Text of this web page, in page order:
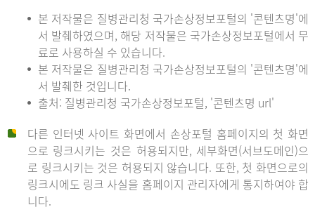
본 저작물은 질병관리청 국가손상정보포털의 '콘텐츠명'에
서 발췌하였으며, 해당 저작물은 국가손상정보포털에서 무
료로 사용하실 수 있습니다.
본 저작물은 질병관리청 국가손상정보포털의 '콘텐츠명'에
서 발췌한 것입니다.
출처: 질병관리청 국가손상정보포털, '콘텐츠명 url'
다른 인터넷 사이트 화면에서 손상포털 홈페이지의 첫 화면
으로 링크시키는 것은 허용되지만, 세부화면(서브도메인)으
로 링크시키는 것은 허용되지 않습니다. 또한, 첫 화면으로의
링크시에도 링크 사실을 홈페이지 관리자에게 통지하여야 합
니다.